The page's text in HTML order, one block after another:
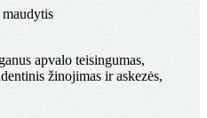
apvalo teisingumas,
žinojimas ir askezės,